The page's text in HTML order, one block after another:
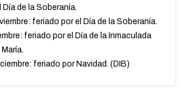
de la Soberanía.
feriado por el Día de la Soberanía.
feriado por el Día de la Inmaculada
feriado por Navidad. (DIB)